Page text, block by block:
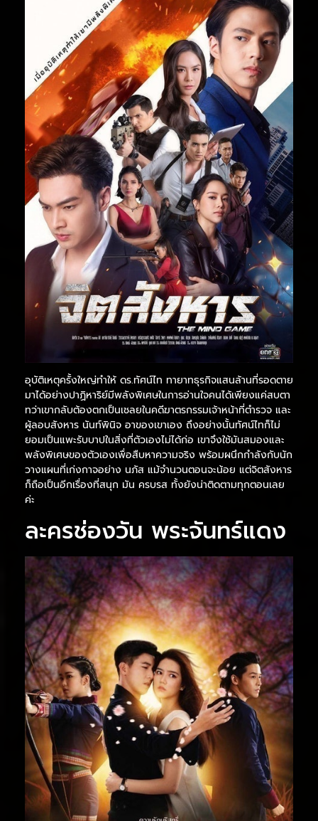
อุบัติเหตุครั้งใหญ่ทำให้ ดร.ทัศน์ไท ทายาทธุรกิจแสนล้านที่รอดตาย
มาได้อย่างปาฏิหาริย์มีพลังพิเศษในการอ่านใจคนได้เพียงแค่สบตา
ทว่าเขากลับต้องตกเป็นเชลยในคดีฆาตรกรรมเจ้าหน้าที่ตำรวจ และ
ผู้ลอบสังหาร นันท์พินิจ อาของเขาเอง ถึงอย่างนั้นทัศน์ไทก็ไม่
ยอมเป็นแพะรับบาปในสิ่งที่ตัวเองไม่ได้ก่อ เขาจึงใช้มันสมองและ
พลังพิเศษของตัวเองเพื่อสืบหาความจริง พร้อมผนึกกำลังกับนัก
วางแผนที่เก่งกาจอย่าง นภัส แม้จำนวนตอนจะน้อย แต่จิตสังหาร
ก็ถือเป็นอีกเรื่องที่สนุก มัน ครบรส ทั้งยังน่าติดตามทุกตอนเลย
ค่ะ
ละครช่องวัน พระจันทร์แดง